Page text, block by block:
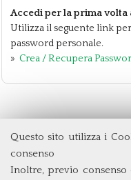
Questo sito utilizza i
consenso
Inoltre, previo consenso
Accedi per la prima volta
Utilizza il seguente link
password personale.
» Crea / Recupera
Università degli